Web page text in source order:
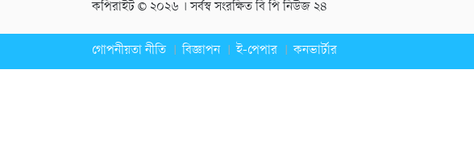
কপিরাইট © ২০২৬ । সর্বস্ব সংরক্ষিত বি পি নিউজ ২৪
গোপনীয়তা নীতি বিজ্ঞাপন ই-পেপার কনভার্টার